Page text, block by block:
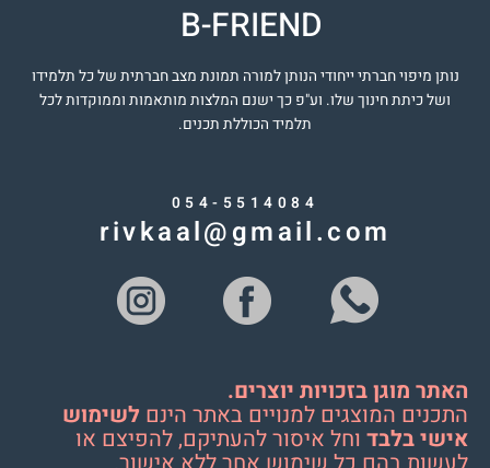
B-FRIEND
נותן מיפוי חברתי ייחודי הנותן למורה תמונת מצב חברתית של כל תלמידו
ושל כיתת חינוך שלו. וע"פ כך ישנם המלצות מותאמות וממוקדות לכל
תלמיד הכוללת תכנים.
054-5514084
rivkaal@gmail.com
האתר מוגן בזכויות יוצרים.
התכנים המוצגים למנויים באתר הינם לשימוש
אישי בלבד וחל איסור להעתיקם, להפיצם או